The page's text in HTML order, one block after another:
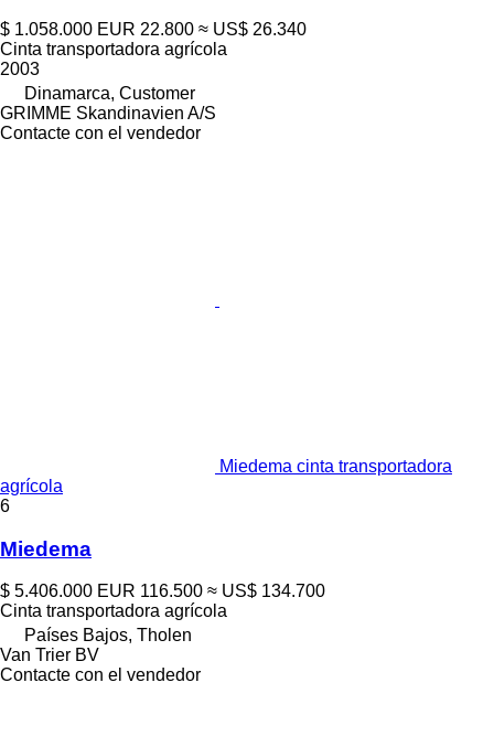
$ 1.058.000 EUR 22.800 ≈ US$ 26.340
Cinta transportadora agrícola
2003
Dinamarca, Customer
GRIMME Skandinavien A/S
Contacte con el vendedor
Miedema cinta transportadora
agrícola
6
Miedema
$ 5.406.000 EUR 116.500 ≈ US$ 134.700
Cinta transportadora agrícola
Países Bajos, Tholen
Van Trier BV
Contacte con el vendedor